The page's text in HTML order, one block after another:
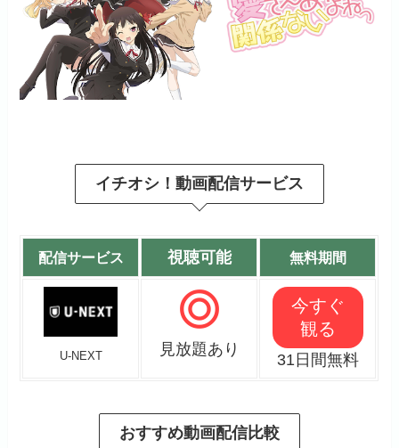
イチオシ！動画配信サービス
配信サービス 視聴可能 無料期間
U-NEXT 見放題あり
今すぐ
観る
31日間無料
おすすめ動画配信比較